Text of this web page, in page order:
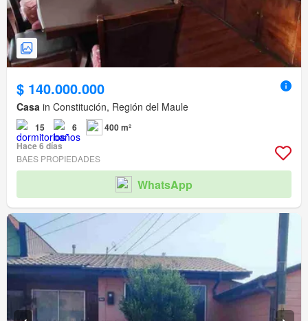
$ 140.000.000
Casa in Constitución, Región del Maule
15 6
400 m²
Hace 6 días
BAES PROPIEDADES
WhatsApp